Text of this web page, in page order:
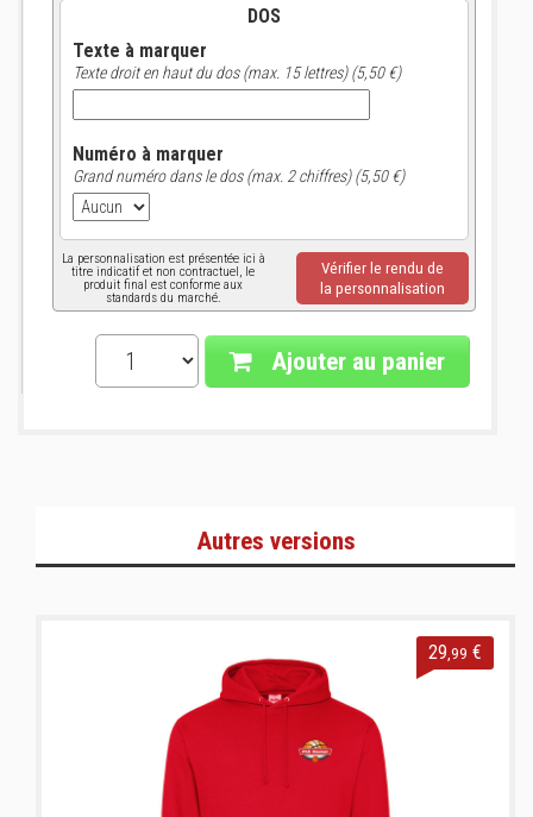
DOS
Texte à marquer
Texte droit en haut du dos (max. 15 lettres) (5,50 €)
Numéro à marquer
Grand numéro dans le dos (max. 2 chiffres) (5,50 €)
La personnalisation est présentée ici à
titre indicatif et non contractuel, le
produit final est conforme aux
standards du marché.
Vérifier le rendu de
la personnalisation
Ajouter au panier
Autres versions
29 ,99 €